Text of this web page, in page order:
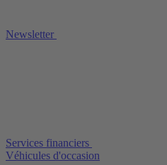
Newsletter
Services financiers
Véhicules d'occasion